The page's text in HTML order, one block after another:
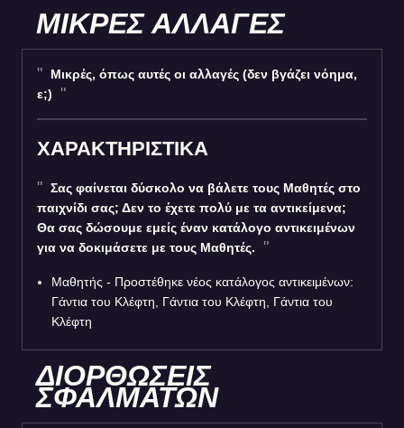
ΜΙΚΡΕΣ ΑΛΛΑΓΕΣ
Μικρές, όπως αυτές οι αλλαγές (δεν βγάζει νόημα,
ε;)
ΧΑΡΑΚΤΗΡΙΣΤΙΚΑ
Σας φαίνεται δύσκολο να βάλετε τους Μαθητές στο
παιχνίδι σας; Δεν το έχετε πολύ με τα αντικείμενα;
Θα σας δώσουμε εμείς έναν κατάλογο αντικειμένων
για να δοκιμάσετε με τους Μαθητές.
Μαθητής - Προστέθηκε νέος κατάλογος αντικειμένων:
Γάντια του Κλέφτη, Γάντια του Κλέφτη, Γάντια του
Κλέφτη
ΔΙΟΡΘΩΣΕΙΣ
ΣΦΑΛΜΑΤΩΝ